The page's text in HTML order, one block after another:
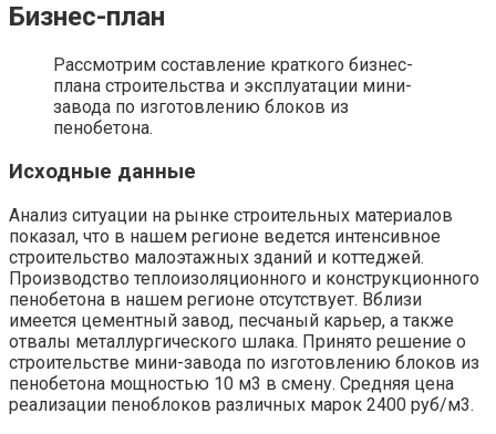
Бизнес-план
Рассмотрим составление краткого бизнес-
плана строительства и эксплуатации мини-
завода по изготовлению блоков из
пенобетона.
Исходные данные
Анализ ситуации на рынке строительных материалов
показал, что в нашем регионе ведется интенсивное
строительство малоэтажных зданий и коттеджей.
Производство теплоизоляционного и конструкционного
пенобетона в нашем регионе отсутствует. Вблизи
имеется цементный завод, песчаный карьер, а также
отвалы металлургического шлака. Принято решение о
строительстве мини-завода по изготовлению блоков из
пенобетона мощностью 10 м3 в смену. Средняя цена
реализации пеноблоков различных марок 2400 руб/м3.